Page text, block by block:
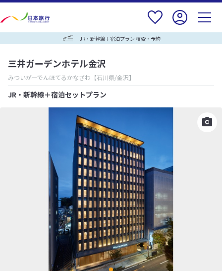
JR・新幹線＋宿泊プラン 検索・予約
三井ガーデンホテル金沢
みついがーでんほてるかなざわ 【石川県/金沢】
JR・新幹線＋宿泊セットプラン